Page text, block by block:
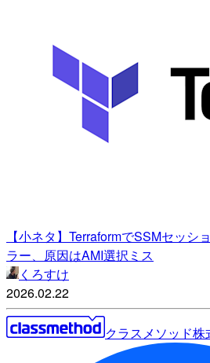
【小ネタ】TerraformでSSMセッシ
ラー、原因はAMI選択ミス
くろすけ
2026.02.22
クラスメソッド株